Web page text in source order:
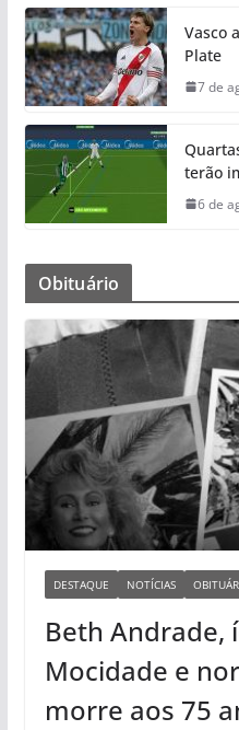
Vasco
Plate
7 de
terão
6 de
Obituário
DESTAQUE NOTÍCIAS
Beth Andrade,
Mocidade e
morre aos 75